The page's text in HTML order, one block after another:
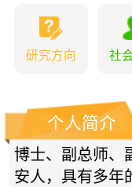
研究方向 社
个人简介
博士、副总师、
安人，具有多年